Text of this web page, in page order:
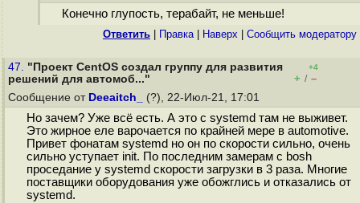
Конечно глупость, терабайт, не меньше!
Ответить Правка| Наверх Cообщить модератору
47. "Проект CentOS создал группу для развития
решений для автомоб..."
+4
+ / –
Сообщение от Deeaitch_ (?), 22-Июл-21, 17:01
Но зачем? Уже всё есть. А это с systemd там не выживет.
Это жирное еле варочается по крайней мере в automotive.
Привет фонатам systemd но он по скорости сильно, очень
сильно уступает init. По последним замерам с bosh
проседание у systemd скорости загрузки в 3 раза. Многие
поставщики оборудования уже обожглись и отказались от
systemd.